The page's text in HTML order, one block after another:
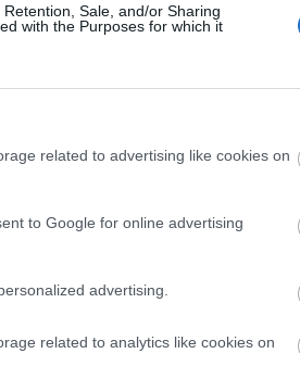
Sale, and/or Sharing
with the Purposes for which it
related to advertising like cookies on
to Google for online advertising
advertising.
related to analytics like cookies on
από το παιχνίδι της
εμφάνιση τους με την
στην πεντάδα από τον